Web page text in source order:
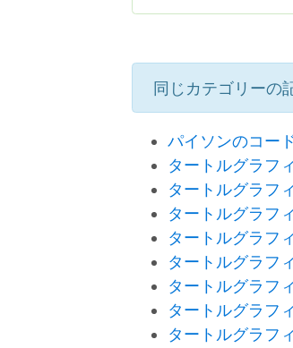
同じカテゴリーの
パイソンのコー
タートルグラフ
タートルグラフ
タートルグラフ
タートルグラフ
タートルグラフ
タートルグラフ
タートルグラフ
タートルグラフ